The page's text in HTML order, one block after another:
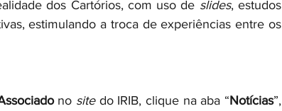
dos Cartórios, com uso de slides, estudos
estimulando a troca de experiências entre os
no site do IRIB, clique na aba “Notícias”,